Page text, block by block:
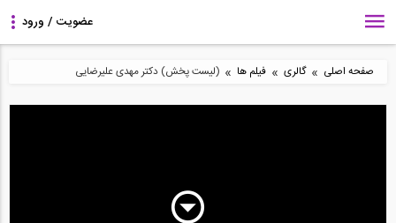
صفحه اصلی » گالری » فیلم ها » (لیست پخش) دکتر مهدی علیرضایی